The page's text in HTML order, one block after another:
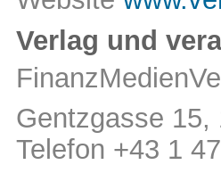
Verlag und
Gentzgasse 15,
Telefon +43 1